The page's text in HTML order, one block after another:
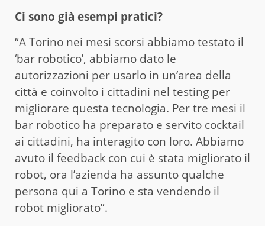
Ci sono già esempi pratici?
“A Torino nei mesi scorsi abbiamo testato il
‘bar robotico’, abbiamo dato le
autorizzazioni per usarlo in un’area della
città e coinvolto i cittadini nel testing per
migliorare questa tecnologia. Per tre mesi il
bar robotico ha preparato e servito cocktail
ai cittadini, ha interagito con loro. Abbiamo
avuto il feedback con cui è stata migliorato il
robot, ora l’azienda ha assunto qualche
persona qui a Torino e sta vendendo il
robot migliorato”.